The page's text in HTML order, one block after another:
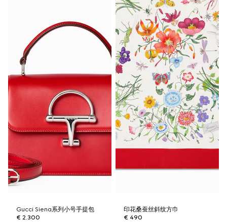
Gucci Siena系列小号手提包
€ 2.300
印花桑蚕丝斜纹方巾
€ 490